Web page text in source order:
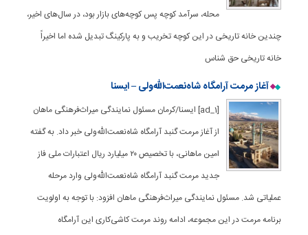
محله، سرآمد کوچه پس کوچه‌های بازار بود، در سال‌های اخیر،
چندین خانه تاریخی در این کوچه تخریب و به پارکینگ تبدیل شده اما اخیراً
خانه تاریخی حق شناس
آغاز مرمت آرامگاه شاه‌نعمت‌الله‌ولی – ایسنا
[ad_1] ایسنا/کرمان مسئول نمایندگی میراث‌فرهنگی ماهان
از آغاز مرمت گنبد آرامگاه شاه‌نعمت‌الله‌ولی خبر داد. به گفته
امین ماهانی، با تخصیص ۲۰ میلیارد ریال اعتبارات ملی فاز
جدید مرمت گنبد آرامگاه شاه‌نعمت‌الله‌ولی وارد مرحله
عملیاتی شد. مسئول نمایندگی میراث‌فرهنگی ماهان افزود: با توجه به اولویت
برنامه مرمت در این مجموعه، ادامه روند مرمت کاشی‌کاری این آرامگاه